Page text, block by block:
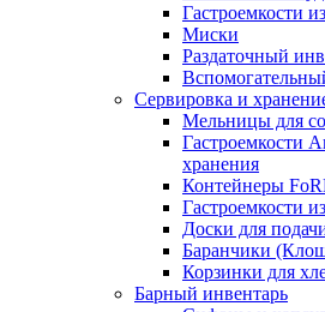
Гастроемкости
Миски
Раздаточный
Сервировка и
Мельницы для
Гастроемкости
хранения
Контейнеры
Гастроемкости
Доски для
Баранчики
Корзинки для
Барный инвентарь